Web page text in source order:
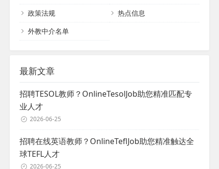
政策法规
热点信息
外教中介名单
最新文章
招聘TESOL教师？OnlineTesolJob助您精准匹配专
业人才
2026-06-25
招聘在线英语教师？OnlineTeflJob助您精准触达全
球TEFL人才
2026-06-25